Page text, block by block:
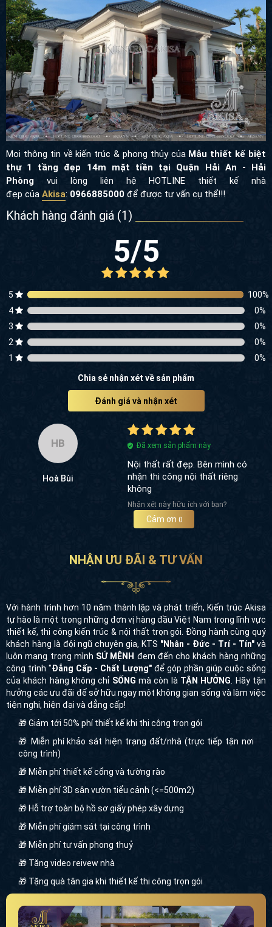
Mọi thông tin về kiến trúc & phong thủy củaMẫu thiết kế biệt
thự 1 tầng đẹp 14m mặt tiền tại Quận Hải An - Hải
Phòng vui lòng liên hệ HOTLINE thiết kế nhà
đẹp của Akisa: 0966885000 để được tư vấn cụ thể!!!
Khách hàng đánh giá (1)
5/5
5 100%
4
0%
3
0%
2
0%
1
0%
Chia sẻ nhận xét về sản phẩm
Đánh giá và nhận xét
HB
Hoà Bùi
Đã xem sản phẩm này
Nội thất rất đẹp. Bên mình có
nhận thi công nội thất riêng
không
Nhận xét này hữu ích với bạn?
Cảm ơn 0
NHẬN ƯU ĐÃI & TƯ VẤN
Với hành trình hơn 10 năm thành lập và phát triển, Kiến trúc Akisa
tự hào là một trong những đơn vị hàng đầu Việt Nam trong lĩnh vực
thiết kế, thi công kiến trúc & nội thất trọn gói. Đồng hành cùng quý
khách hàng là đội ngũ chuyên gia, KTS "Nhân - Đức - Trí - Tín" và
luôn mang trong mình SỨ MỆNH đem đến cho khách hàng những
công trình "Đẳng Cấp - Chất Lượng"để góp phần giúp cuộc sống
của khách hàng không chỉ SỐNG mà còn là TẬN HƯỞNG. Hãy tận
hưởng các ưu đãi để sở hữu ngay một không gian sống và làm việc
tiện nghi, hiện đại và đẳng cấp!
🎁 Giảm tới 50% phí thiết kế khi thi công trọn gói
🎁 Miễn phí khảo sát hiện trạng đất/nhà (trực tiếp tận nơi
công trình)
🎁 Miễn phí thiết kế cổng và tường rào
🎁 Miễn phí 3D sân vườn tiểu cảnh (<=500m2)
🎁 Hỗ trợ toàn bộ hồ sơ giấy phép xây dựng
🎁 Miễn phí giám sát tại công trình
🎁 Miễn phí tư vấn phong thuỷ
🎁 Tặng video reivew nhà
🎁 Tặng quà tân gia khi thiết kế thi công trọn gói